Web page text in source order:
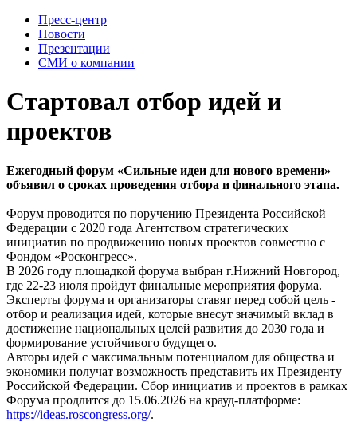
Пресс-центр
Новости
Презентации
СМИ о компании
Стартовал отбор идей и
проектов
Ежегодный форум «Сильные идеи для нового времени»
объявил о сроках проведения отбора и финального этапа.
Форум проводится по поручению Президента Российской
Федерации с 2020 года Агентством стратегических
инициатив по продвижению новых проектов совместно с
Фондом «Росконгресс».
В 2026 году площадкой форума выбран г.Нижний Новгород,
где 22-23 июля пройдут финальные мероприятия форума.
Эксперты форума и организаторы ставят перед собой цель -
отбор и реализация идей, которые внесут значимый вклад в
достижение национальных целей развития до 2030 года и
формирование устойчивого будущего.
Авторы идей с максимальным потенциалом для общества и
экономики получат возможность представить их Президенту
Российской Федерации. Сбор инициатив и проектов в рамках
Форума продлится до 15.06.2026 на крауд-платформе:
https://ideas.roscongress.org/.